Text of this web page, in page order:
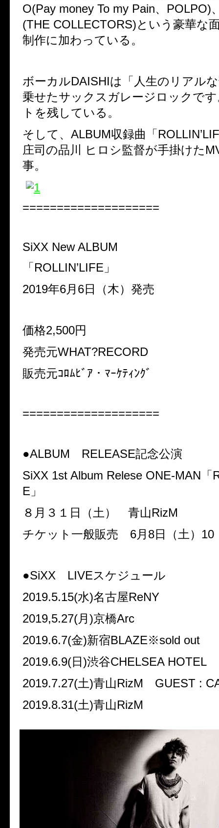
O(Pay money To my Pain、 POLPO)
(THE COLLECTORS)という豪華な
制作に加わっている。
ボーカルDAISHIは「人生のリアル
乗せたサックスガレージロックで
トを残している。
そして、 ALBUM収録曲「
庄司の品川 ヒロシ監督が手掛けた
事。
====================
SiXX New ALBUM
「ROLLIN’LIFE 」
2019年6月 6日（木）発売
価格2,500円
発売元WHAT?RECORD
販売元ｺﾛﾑﾋﾞｱ・ﾏｰｹﾃｨﾝｸﾞ
====================
●ALBUM RELEASE記念公演
SiXX 1st Album Relese ONE-MAN 「
E 」
８月３１日（土） 青山RizM
チケット一般販売 6月 8日（土） 10
●SiXX LIVEスケジュール
2019.5.15(水)名古屋ReNY
2019,5.27(月)京橋Arc
2019.6.7(金)新宿BLAZE※sold out
2019.6.9(日)渋谷CHELSEA HOTEL
2019.7.27(土)青山RizM
GUEST :
2019.8.31(土)青山RizM